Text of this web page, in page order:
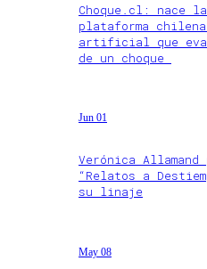
Choque.cl: nace
plataforma
artificial que
de un choque
Jun 01
Verónica
“Relatos a
su linaje
May 08